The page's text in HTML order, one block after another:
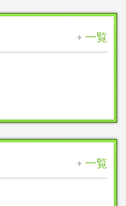
一覧
一覧